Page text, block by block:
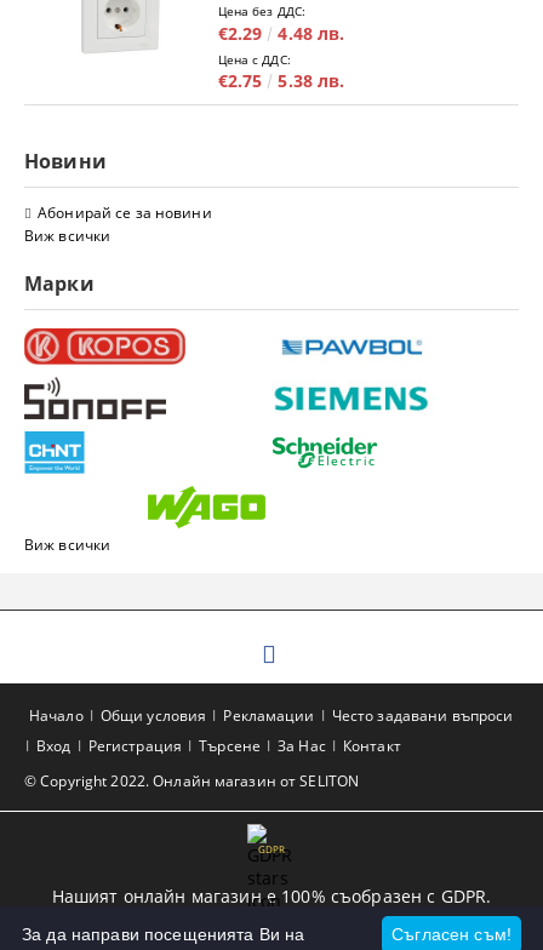
Цена без ДДС:
€2.29 4.48 лв.
Цена с ДДС:
€2.75 5.38 лв.
Новини
Абонирай се за новини
Виж всички
Марки
Виж всички
© Copyright 2022. Онлайн магазин от SELITON
Начало Общи условия Рекламации
Често задавани въпроси
Вход
Регистрация Търсене За Нас Контакт
GDPR
Нашият онлайн магазин е 100% съобразен с GDPR.
Прочетете нашата политика
Съгласен съм!
За да направи посещенията Ви на